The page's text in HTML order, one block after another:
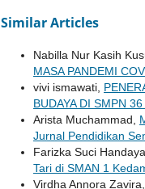
Similar Articles
Nabilla Nur Kasih
MASA PANDEMI
vivi ismawati,
BUDAYA DI SMPN
Arista Muchammad,
Jurnal Pendidikan
Farizka Suci
Tari di SMAN 1
Virdha Annora